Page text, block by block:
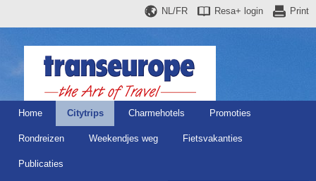
Print
Resa+ login
NL/FR
Home Citytrips Charmehotels Promoties
Rondreizen Weekendjes weg Fietsvakanties
Publicaties